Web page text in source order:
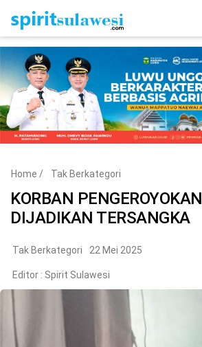
Home News
Metro Nasional
Politik Hukum & Kriminal
Home / Tak Berkategori
KORBAN
DIJADIKAN TERSANGKA
Tak Berkategori 22 Mei 2025
Editor : Spirit Sulawesi